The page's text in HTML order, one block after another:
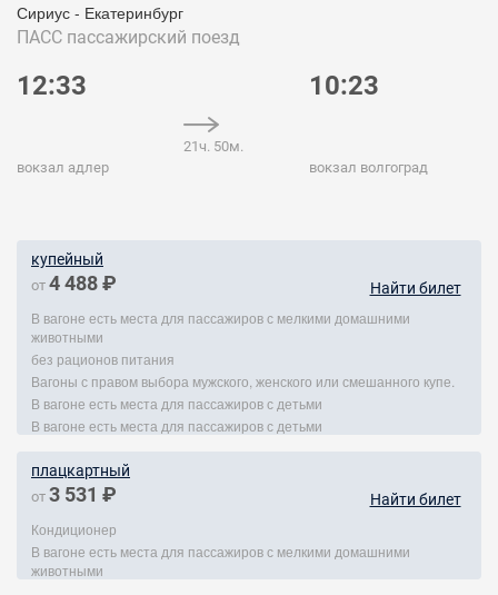
Сириус - Екатеринбург
ПАСС пассажирский поезд
12:33
вокзал адлер
21ч. 50м.
10:23
вокзал волгоград
купейный
от 4 488 ₽ Найти билет
В вагоне есть места для пассажиров с мелкими домашними
животными
без рационов питания
Вагоны с правом выбора мужского, женского или смешанного купе.
В вагоне есть места для пассажиров с детьми
В вагоне есть места для пассажиров с детьми
плацкартный
от 3 531 ₽ Найти билет
Кондиционер
В вагоне есть места для пассажиров с мелкими домашними
животными